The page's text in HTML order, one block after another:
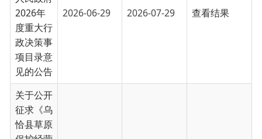
见的公告
关于公开
征求《乌
恰县草原
保护经营
管理办法
（征求意
见稿）》
意见建议
的公告